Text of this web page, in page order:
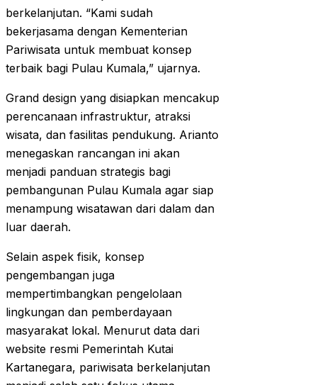
berkelanjutan. “Kami sudah
bekerjasama dengan Kementerian
Pariwisata untuk membuat konsep
terbaik bagi Pulau Kumala,” ujarnya.
Grand design yang disiapkan mencakup
perencanaan infrastruktur, atraksi
wisata, dan fasilitas pendukung. Arianto
menegaskan rancangan ini akan
menjadi panduan strategis bagi
pembangunan Pulau Kumala agar siap
menampung wisatawan dari dalam dan
luar daerah.
Selain aspek fisik, konsep
pengembangan juga
mempertimbangkan pengelolaan
lingkungan dan pemberdayaan
masyarakat lokal. Menurut data dari
website resmi Pemerintah Kutai
Kartanegara, pariwisata berkelanjutan